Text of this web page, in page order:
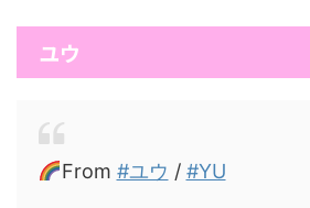
ユウ
From #ユウ / #YU